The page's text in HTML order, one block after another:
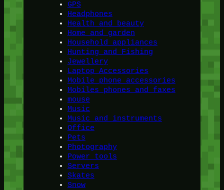
GPS
Headphones
Health and beauty
Home and garden
Household appliances
Hunting and Fishing
Jewellery
Laptop Accessories
Mobile phone accessories
Mobiles phones and faxes
mouse
Music
Music and instruments
Office
Pets
Photography
Power tools
Servers
Skates
Snow